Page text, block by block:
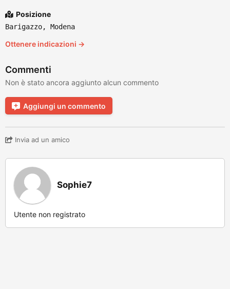
Posizione
Barigazzo, Modena
Ottenere indicazioni →
Commenti
Non è stato ancora aggiunto alcun commento
Aggiungi un commento
Invia ad un amico
Sophie7
Utente non registrato